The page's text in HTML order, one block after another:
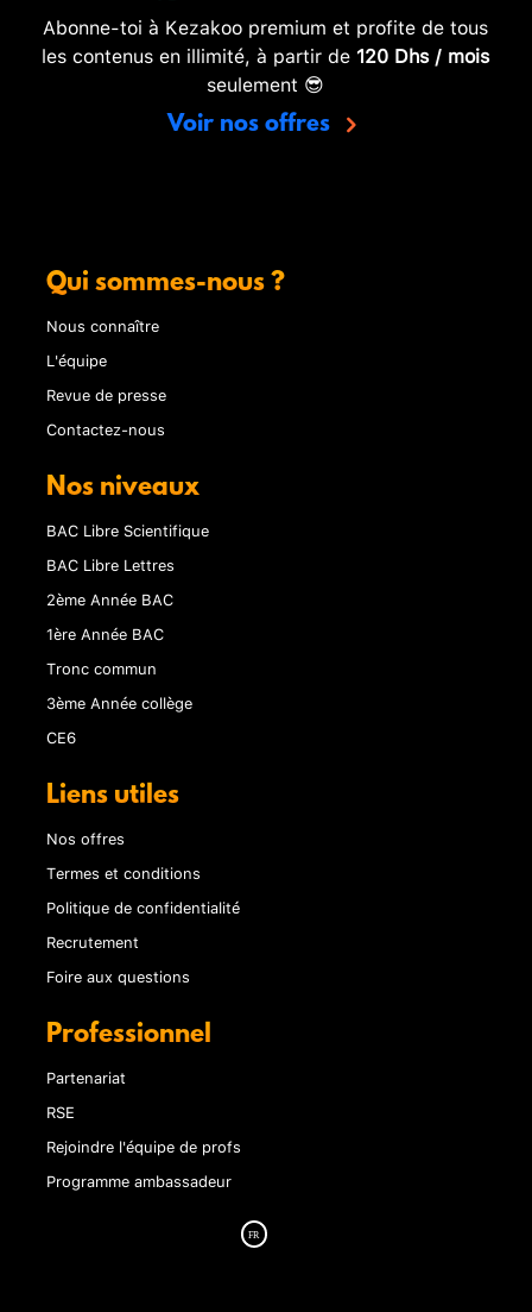
Abonne-toi à Kezakoo premium et profite de tous
les contenus en illimité, à partir de 120 Dhs / mois
seulement 😎
Voir nos offres
Qui sommes-nous ?
Nous connaître
L'équipe
Revue de presse
Contactez-nous
Nos niveaux
BAC Libre Scientifique
BAC Libre Lettres
2ème Année BAC
1ère Année BAC
Tronc commun
3ème Année collège
CE6
Liens utiles
Nos offres
Termes et conditions
Politique de confidentialité
Recrutement
Foire aux questions
Professionnel
Partenariat
RSE
Rejoindre l'équipe de profs
Programme ambassadeur